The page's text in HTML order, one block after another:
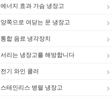
에너지 효과 가슴 냉장고
양쪽으로 여닫는 문 냉장고
통합 음료 냉각장치
서리는 냉장고를 해방합니다
전기 와인 쿨러
스테인리스 병렬 냉장고